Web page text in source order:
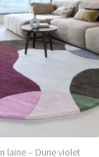
laine – Dune violet